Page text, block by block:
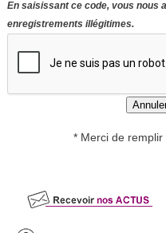
En saisissant ce code, vous nous
enregistrements illégitimes.
* Merci de